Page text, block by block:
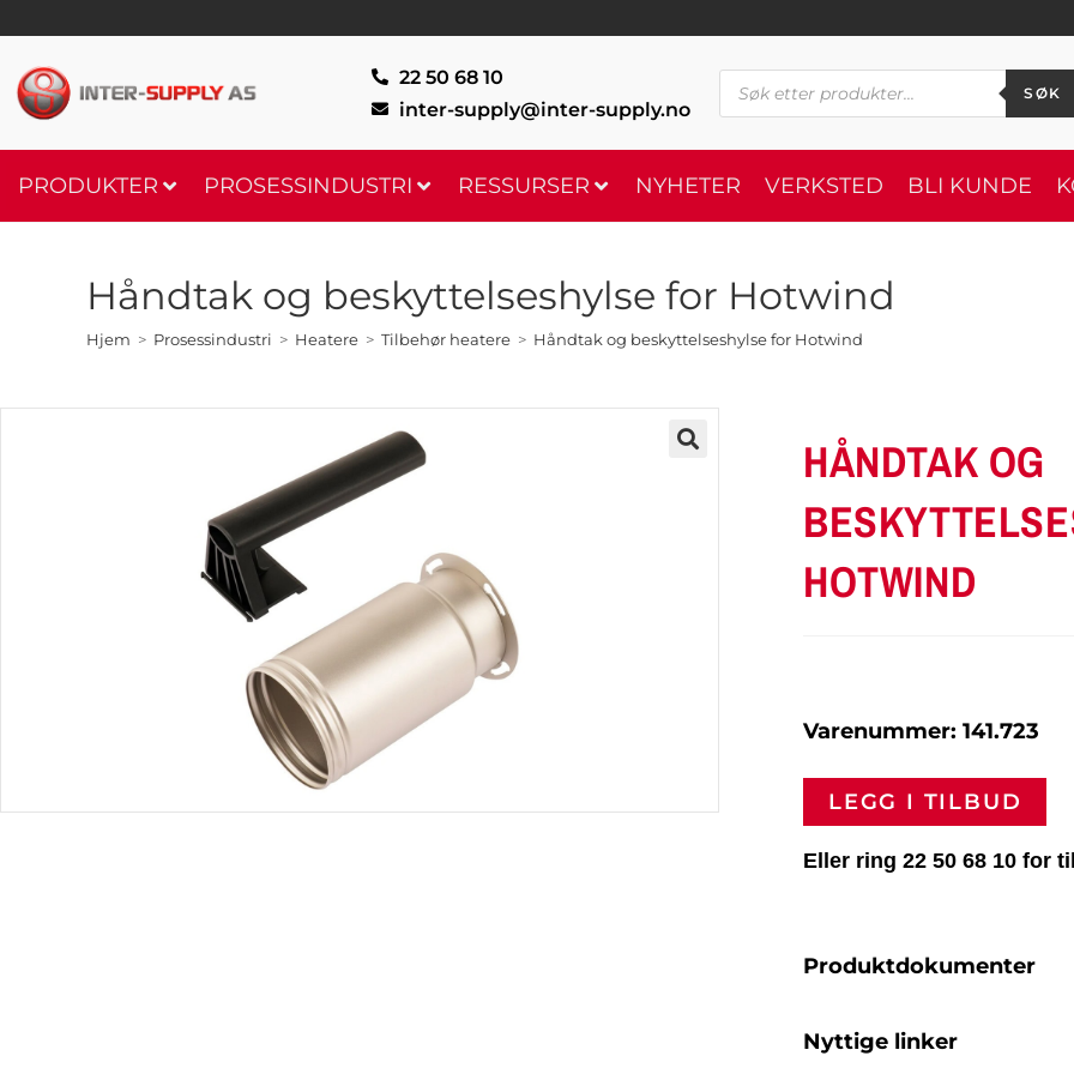
22 50 68 10
inter-supply@inter-supply.no
SØK
PRODUKTER PROSESSINDUSTRI RESSURSER NYHETER VERKSTED BLI KUNDE
Håndtak og beskyttelseshylse for Hotwind
Hjem > Prosessindustri > Heatere > Tilbehør heatere > Håndtak og beskyttelseshylse for Hotwind
HÅNDTAK OG
HOTWIND
Varenummer: 141.723
LEGG I TILBUD
Eller ring 22 50 68 10 for
Produktdokumenter
Nyttige linker